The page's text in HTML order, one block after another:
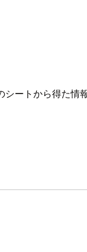
ートから得た情